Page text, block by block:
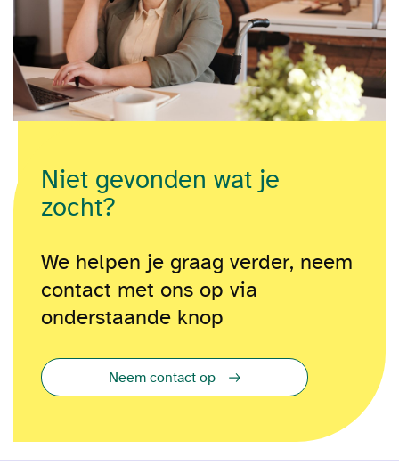
Niet gevonden wat je
zocht?
We helpen je graag verder, neem
contact met ons op via
onderstaande knop
Neem contact op